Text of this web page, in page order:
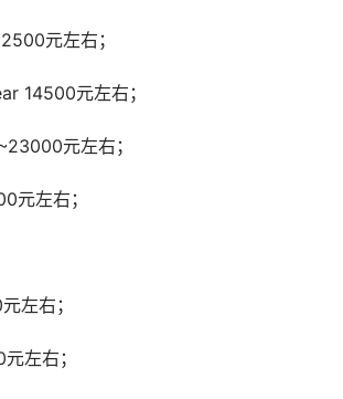
元左右；
14500元左右；
元左右；
元左右；
左右；
左右；